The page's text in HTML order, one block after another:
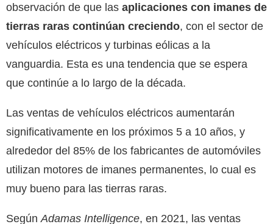
observación de que las aplicaciones con imanes de
tierras raras continúan creciendo, con el sector de
vehículos eléctricos y turbinas eólicas a la
vanguardia. Esta es una tendencia que se espera
que continúe a lo largo de la década.
Las ventas de vehículos eléctricos aumentarán
significativamente en los próximos 5 a 10 años, y
alrededor del 85% de los fabricantes de automóviles
utilizan motores de imanes permanentes, lo cual es
muy bueno para las tierras raras.
Según Adamas Intelligence, en 2021, las ventas